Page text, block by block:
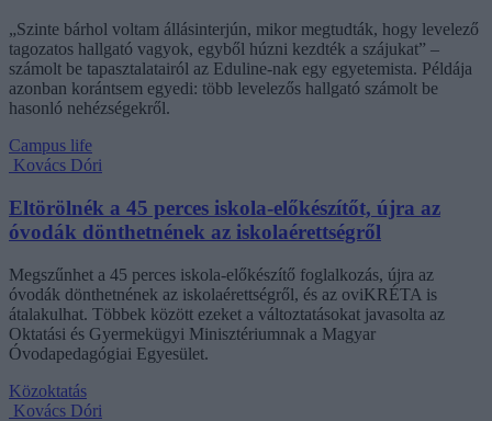
„Szinte bárhol voltam állásinterjún, mikor megtudták, hogy levelező
tagozatos hallgató vagyok, egyből húzni kezdték a szájukat” –
számolt be tapasztalatairól az Eduline-nak egy egyetemista. Példája
azonban korántsem egyedi: több levelezős hallgató számolt be
hasonló nehézségekről.
Campus life
Kovács Dóri
Eltörölnék a 45 perces iskola-előkészítőt, újra az
óvodák dönthetnének az iskolaérettségről
Megszűnhet a 45 perces iskola-előkészítő foglalkozás, újra az
óvodák dönthetnének az iskolaérettségről, és az oviKRÉTA is
átalakulhat. Többek között ezeket a változtatásokat javasolta az
Oktatási és Gyermekügyi Minisztériumnak a Magyar
Óvodapedagógiai Egyesület.
Közoktatás
Kovács Dóri